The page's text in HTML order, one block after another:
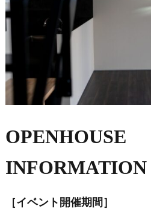
OPENHOUSE
INFORMATION
［イベント開催期間］